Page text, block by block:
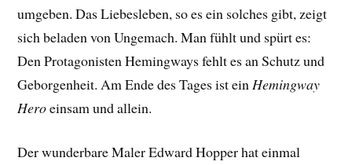
umgeben. Das Liebesleben, so es ein solches gibt, zeigt
sich beladen von Ungemach. Man fühlt und spürt es:
Den Protagonisten Hemingways fehlt es an Schutz und
Geborgenheit. Am Ende des Tages ist ein Hemingway
Heroeinsam und allein.
Der wunderbare Maler Edward Hopper hat einmal